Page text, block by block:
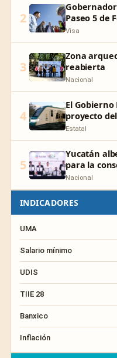
2
Paseo 5 de
Visa
3
Zona
reabierta
Nacional
4
El
proyecto
Estatal
5
Yucatán
para la
Nacional
INDICADORES
UMA
Salario mínimo
UDIS
TIIE 28
Banxico
Inflación